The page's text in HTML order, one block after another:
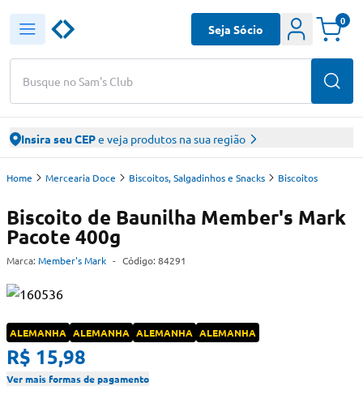
Busque no Sam's Club
Seja Sócio
0
Insira seu CEPe veja produtos na sua região
Home Mercearia Doce Biscoitos, Salgadinhos e Snacks Biscoitos
Biscoito de Baunilha Member's Mark
Pacote 400g
Marca: Member's Mark - Código: 84291
ALEMANHA ALEMANHA ALEMANHA ALEMANHA
R$ 15,98
Ver mais formas de pagamento